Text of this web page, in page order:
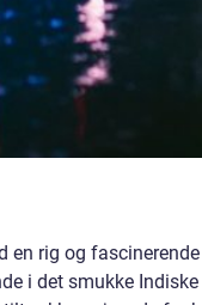
en rig og
i det smukke